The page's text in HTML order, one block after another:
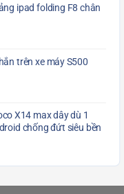
ipad folding F8 chân
trên xe máy S500
X14 max dây dù 1
chống đứt siêu bền